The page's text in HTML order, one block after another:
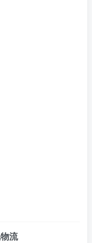
流